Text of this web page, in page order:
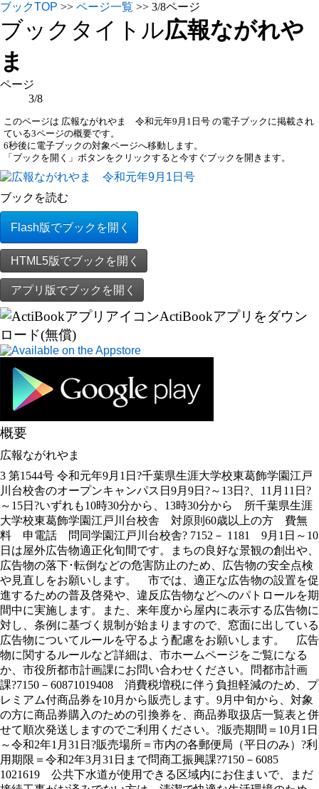
ブックTOP >> ページ一覧 >> 3/8ページ
ブックタイトル広報ながれや
ま
ページ
3/8
このページは 広報ながれやま 令和元年9月1日号 の電子ブックに掲載され
ている3ページの概要です。
6秒後に電子ブックの対象ページへ移動します。
「ブックを開く」ボタンをクリックすると今すぐブックを開きます。
ブックを読む
Flash版でブックを開く
HTML5版でブックを開く
アプリ版でブックを開く
ActiBookアプリをダウン
ロード(無償)
概要
広報ながれやま
3 第1544号 令和元年9月1日?千葉県生涯大学校東葛飾学園江戸
川台校舎のオープンキャンパス日9月9日?～13日?、11月11日?
～15日?いずれも10時30分から、13時30分から 所千葉県生涯
大学校東葛飾学園江戸川台校舎 対原則60歳以上の方 費無
料 申電話 問同学園江戸川台校舎? 7152－ 1181 9月1日～10
日は屋外広告物適正化旬間です。まちの良好な景観の創出や、
広告物の落下･転倒などの危害防止のため、広告物の安全点検
や見直しをお願いします。 市では、適正な広告物の設置を促
進するための普及啓発や、違反広告物などへのパトロールを期
間中に実施します。また、来年度から屋内に表示する広告物に
対し、条例に基づく規制が始まりますので、窓面に出している
広告物についてルールを守るよう配慮をお願いします。 広告
物に関するルールなど詳細は、市ホームページをご覧になる
か、市役所都市計画課にお問い合わせください。問都市計画
課?7150－60871019408 消費税増税に伴う負担軽減のため、プ
レミアム付商品券を10月から販売します。9月中旬から、対象
の方に商品券購入のための引換券を、商品券取扱店一覧表と併
せて順次発送しますのでご利用ください。?販売期間＝10月1日
～令和2年1月31日?販売場所＝市内の各郵便局（平日のみ）?利
用期限＝令和2年3月31日まで問商工振興課?7150－6085
1021619 公共下水道が使用できる区域内にお住まいで、まだ